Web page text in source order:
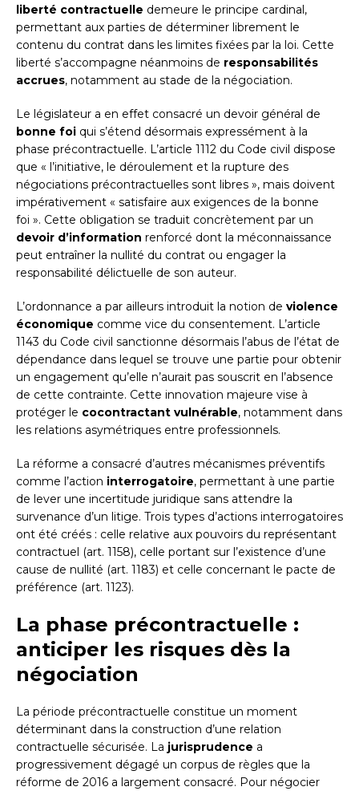
liberté contractuelle demeure le principe cardinal,
permettant aux parties de déterminer librement le
contenu du contrat dans les limites fixées par la loi. Cette
liberté s’accompagne néanmoins de responsabilités
accrues, notamment au stade de la négociation.
Le législateur a en effet consacré un devoir général de
bonne foi qui s’étend désormais expressément à la
phase précontractuelle. L’article 1112 du Code civil dispose
que « l’initiative, le déroulement et la rupture des
négociations précontractuelles sont libres », mais doivent
impérativement « satisfaire aux exigences de la bonne
foi ». Cette obligation se traduit concrètement par un
devoir d’information renforcé dont la méconnaissance
peut entraîner la nullité du contrat ou engager la
responsabilité délictuelle de son auteur.
L’ordonnance a par ailleurs introduit la notion de violence
économique comme vice du consentement. L’article
1143 du Code civil sanctionne désormais l’abus de l’état de
dépendance dans lequel se trouve une partie pour obtenir
un engagement qu’elle n’aurait pas souscrit en l’absence
de cette contrainte. Cette innovation majeure vise à
protéger le cocontractant vulnérable, notamment dans
les relations asymétriques entre professionnels.
La réforme a consacré d’autres mécanismes préventifs
comme l’action interrogatoire, permettant à une partie
de lever une incertitude juridique sans attendre la
survenance d’un litige. Trois types d’actions interrogatoires
ont été créés : celle relative aux pouvoirs du représentant
contractuel (art. 1158), celle portant sur l’existence d’une
cause de nullité (art. 1183) et celle concernant le pacte de
préférence (art. 1123).
La phase précontractuelle :
anticiper les risques dès la
négociation
La période précontractuelle constitue un moment
déterminant dans la construction d’une relation
contractuelle sécurisée. La jurisprudence a
progressivement dégagé un corpus de règles que la
réforme de 2016 a largement consacré. Pour négocier